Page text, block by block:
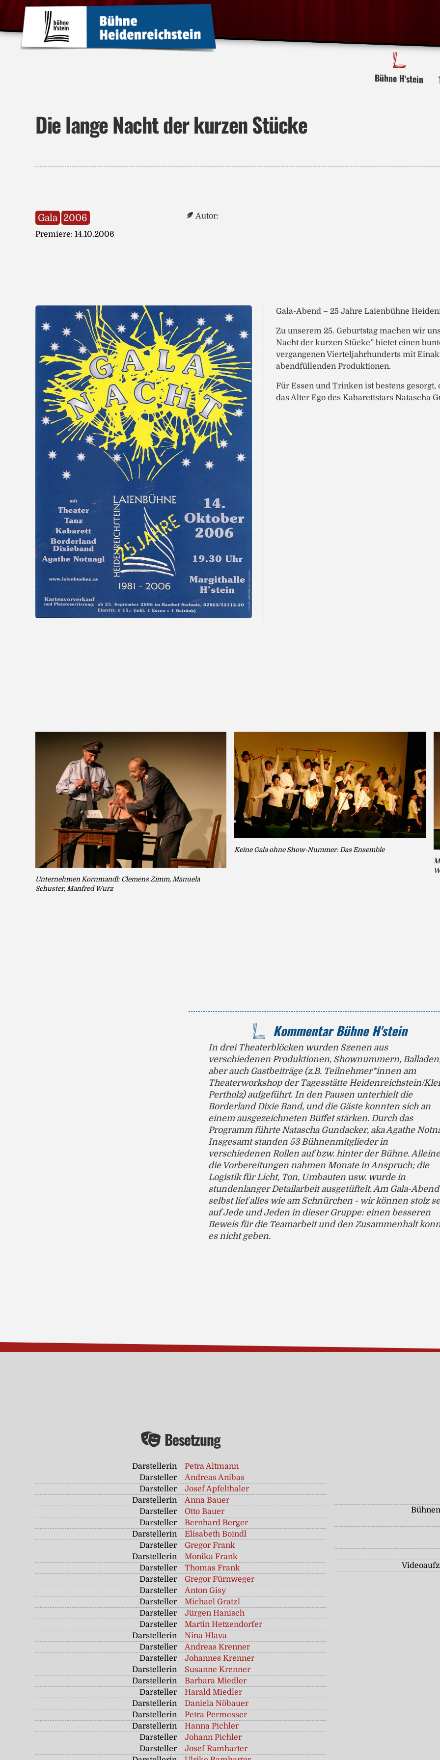
Bühne H'stein
Die lange Nacht der kurzen Stücke
Gala 2006
Premiere: 14.10.2006
Autor:
Gala-Abend – 25 Jahre Laienbühne
Zu unserem 25. Geburtstag machen wir
Nacht der kurzen Stücke” bietet einen
vergangenen Vierteljahrhunderts mit
abendfüllenden Produktionen.
Für Essen und Trinken ist bestens
das Alter Ego des Kabarettstars Natascha
Unternehmen Kornmandl: Clemens Zimm, Manuela
Schuster, Manfred Wurz
Keine Gala ohne Show-Nummer: Das Ensemble
Kommentar Bühne H'stein
In drei Theaterblöcken wurden Szenen aus
verschiedenen Produktionen, Shownummern,
aber auch Gastbeiträge (z.B. Teilnehmer*innen am
Theaterworkshop der Tagesstätte Heidenreichstein/
Pertholz) aufgeführt. In den Pausen unterhielt die
Borderland Dixie Band, und die Gäste konnten sich an
einem ausgezeichneten Büffet stärken. Durch das
Programm führte Natascha Gundacker, aka Agathe
Insgesamt standen 53 Bühnenmitglieder in
verschiedenen Rollen auf bzw. hinter der Bühne. Alleine
die Vorbereitungen nahmen Monate in Anspruch; die
Logistik für Licht, Ton, Umbauten usw. wurde in
stundenlanger Detailarbeit ausgetüftelt. Am Gala-Abend
selbst lief alles wie am Schnürchen - wir können stolz
auf Jede und Jeden in dieser Gruppe: einen besseren
Beweis für die Teamarbeit und den Zusammenhalt
es nicht geben.
Besetzung
Darstellerin
Petra Altmann
Darsteller
Andreas Anibas
Darsteller
Josef Apfelthaler
Darstellerin
Anna Bauer
Darsteller
Otto Bauer
Darsteller
Bernhard Berger
Darstellerin
Elisabeth Boindl
Darsteller
Gregor Frank
Darstellerin
Monika Frank
Darsteller
Thomas Frank
Darsteller
Gregor Fürnweger
Darsteller
Anton Gisy
Darsteller
Michael Gratzl
Darsteller
Jürgen Hanisch
Darsteller
Martin Hetzendorfer
Darstellerin
Nina Hlava
Darsteller
Andreas Krenner
Darsteller
Johannes Krenner
Darstellerin
Susanne Krenner
Darstellerin
Barbara Miedler
Darsteller
Harald Miedler
Darstellerin
Daniela Nöbauer
Darstellerin
Petra Permesser
Darstellerin
Hanna Pichler
Darsteller
Johann Pichler
Darsteller
Josef Ramharter